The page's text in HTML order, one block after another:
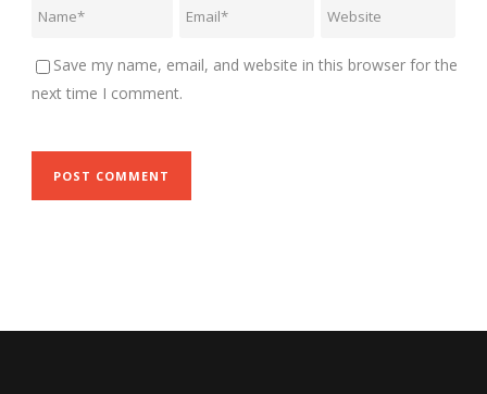
Save my name, email, and website in this browser for the
next time I comment.